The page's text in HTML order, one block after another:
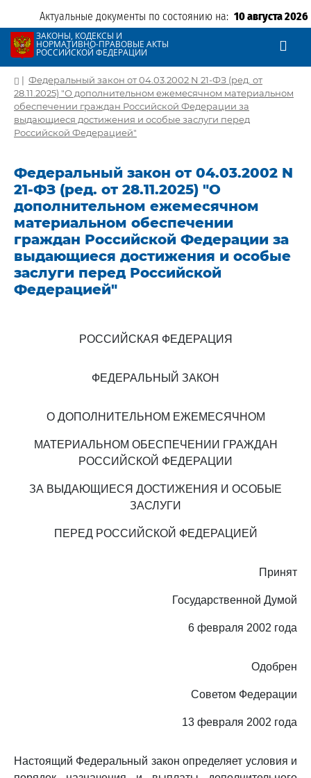
Актуальные документы по состоянию на: 10 августа 2026
ЗАКОНЫ, КОДЕКСЫ И
НОРМАТИВНО-ПРАВОВЫЕ АКТЫ
РОССИЙСКОЙ ФЕДЕРАЦИИ
| Федеральный закон от 04.03.2002 N 21-ФЗ (ред. от
28.11.2025) "О дополнительном ежемесячном материальном
обеспечении граждан Российской Федерации за
выдающиеся достижения и особые заслуги перед
Российской Федерацией"
Федеральный закон от 04.03.2002 N
21-ФЗ (ред. от 28.11.2025) "О
дополнительном ежемесячном
материальном обеспечении
граждан Российской Федерации за
выдающиеся достижения и особые
заслуги перед Российской
Федерацией"
РОССИЙСКАЯ ФЕДЕРАЦИЯ
ФЕДЕРАЛЬНЫЙ ЗАКОН
О ДОПОЛНИТЕЛЬНОМ ЕЖЕМЕСЯЧНОМ
МАТЕРИАЛЬНОМ ОБЕСПЕЧЕНИИ ГРАЖДАН
РОССИЙСКОЙ ФЕДЕРАЦИИ
ЗА ВЫДАЮЩИЕСЯ ДОСТИЖЕНИЯ И ОСОБЫЕ
ЗАСЛУГИ
ПЕРЕД РОССИЙСКОЙ ФЕДЕРАЦИЕЙ
Принят
Государственной Думой
6 февраля 2002 года
Одобрен
Советом Федерации
13 февраля 2002 года
Настоящий Федеральный закон определяет условия и